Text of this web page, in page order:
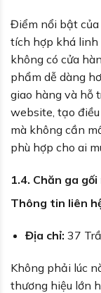
Điểm nổi bật
tích hợp khá linh
không có cửa
phẩm dễ dàng
giao hàng và hỗ
website, tạo
mà không cần
phù hợp cho ai
1.4. Chăn ga
Thông tin liên
Địa chỉ: 37
Không phải lúc
thương hiệu lớn